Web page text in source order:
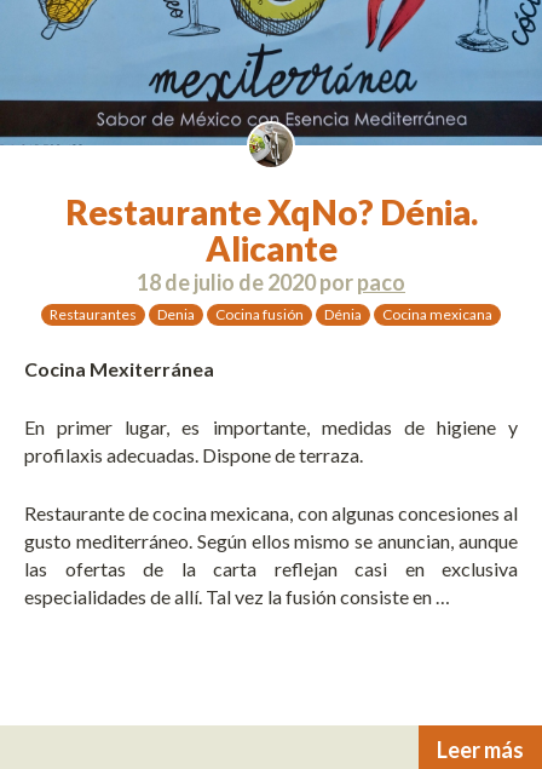
Restaurante XqNo? Dénia.
Alicante
18 de julio de 2020porpaco
Restaurantes Denia Cocina fusión Dénia Cocina mexicana
Cocina Mexiterránea
En primer lugar, es importante, medidas de higiene y
profilaxis adecuadas. Dispone de terraza.
Restaurante de cocina mexicana, con algunas concesiones al
gusto mediterráneo. Según ellos mismo se anuncian, aunque
las ofertas de la carta reflejan casi en exclusiva
especialidades de allí. Tal vez la fusión consiste en …
Leer más